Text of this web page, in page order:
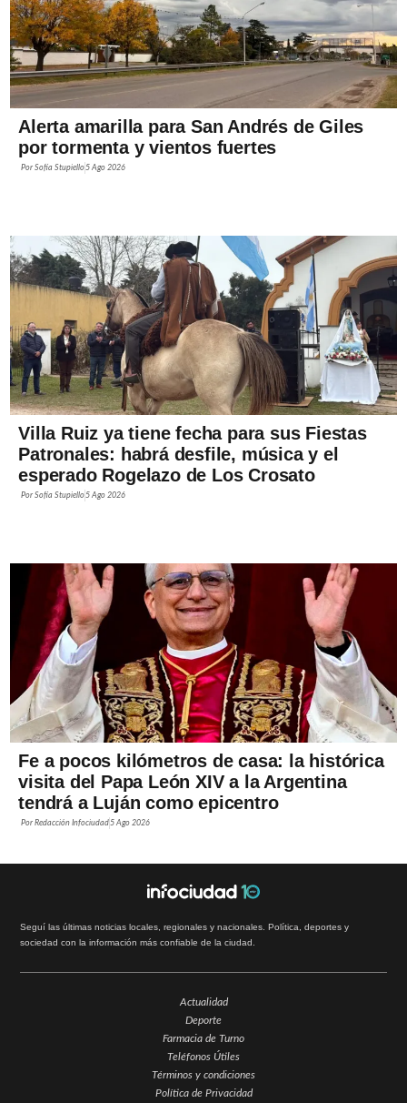
Alerta amarilla para San Andrés de Giles
por tormenta y vientos fuertes
PorSofía Stupiello 5 Ago 2026
Villa Ruiz ya tiene fecha para sus Fiestas
Patronales: habrá desfile, música y el
esperado Rogelazo de Los Crosato
PorSofía Stupiello 5 Ago 2026
Fe a pocos kilómetros de casa: la histórica
visita del Papa León XIV a la Argentina
tendrá a Luján como epicentro
PorRedacción Infociudad 5 Ago 2026
Seguí las últimas noticias locales, regionales y nacionales. Política, deportes y
sociedad con la información más confiable de la ciudad.
Actualidad
Deporte
Farmacia de Turno
Teléfonos Útiles
Términos y condiciones
Política de Privacidad